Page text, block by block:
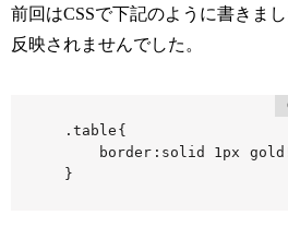
前回はCSSで下記のように書きま
反映されませんでした。
.table{
}